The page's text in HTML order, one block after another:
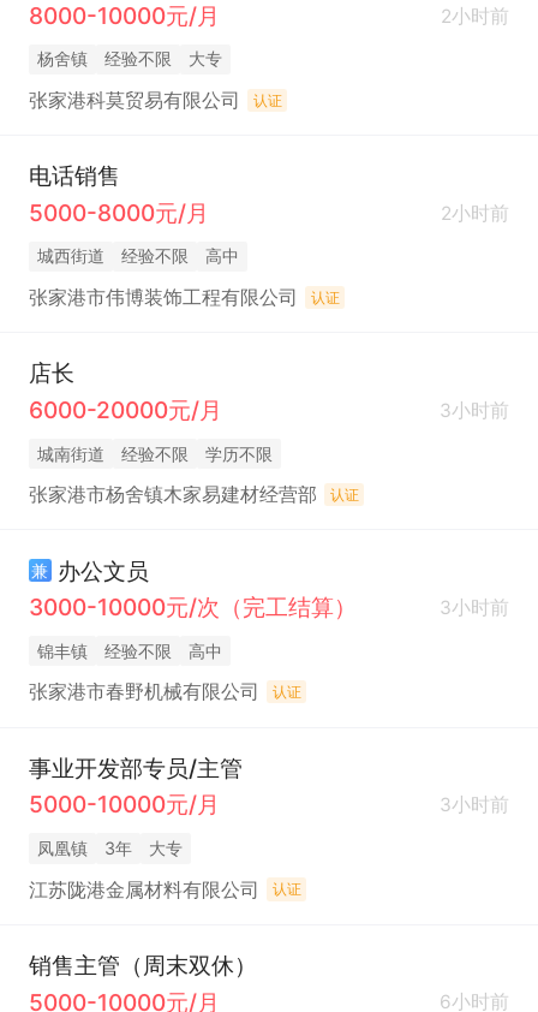
8000-10000元/月
2小时前
杨舍镇 经验不限 大专
张家港科莫贸易有限公司 认证
电话销售
5000-8000元/月
2小时前
城西街道 经验不限 高中
张家港市伟博装饰工程有限公司 认证
店长
6000-20000元/月
3小时前
城南街道 经验不限 学历不限
张家港市杨舍镇木家易建材经营部 认证
兼 办公文员
3000-10000元/次（完工结算）
3小时前
锦丰镇 经验不限 高中
张家港市春野机械有限公司 认证
事业开发部专员/主管
5000-10000元/月
3小时前
凤凰镇 3年 大专
江苏陇港金属材料有限公司 认证
销售主管（周末双休）
5000-10000元/月
6小时前